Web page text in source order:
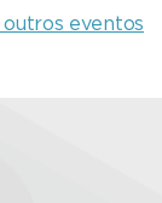
eventos